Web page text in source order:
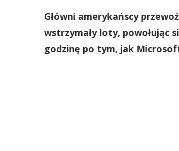
Główni amerykańscy
wstrzymały loty, powołując
godzinę po tym, jak